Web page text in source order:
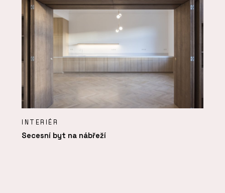
INTERIÉR
Secesní byt na nábřeží